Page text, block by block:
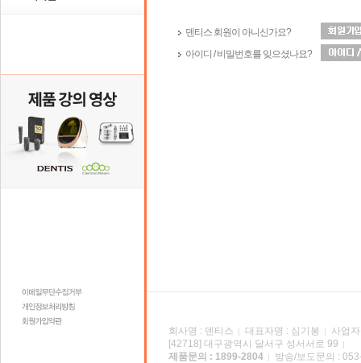
덴티스 회원이 아니신가요?
아이디 / 비밀번호를 잊으셨나요?
회사명 : 덴티스 대표자명 : 심기봉
사업
[42718] 대구광역시 달서구 성서서로 99
제품문의 : 1899-2804
방송/보도문의 :